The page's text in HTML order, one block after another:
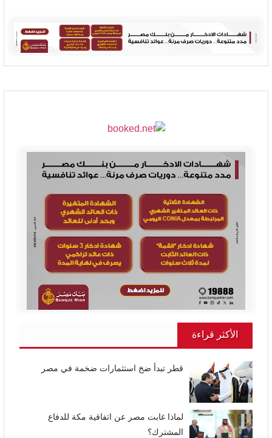
الأكثر قراءة
قطر تبدأ ضخ استثمارات ضخمة في مصر
لماذا غابت مصر عن اتفاقية مكة للدفاع
المشترك؟